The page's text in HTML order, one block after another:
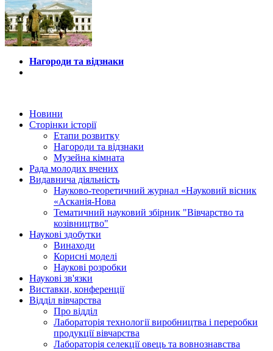
Нагороди та відзнаки
Новини
Сторінки історії
Етапи розвитку
Нагороди та відзнаки
Музейна кімната
Рада молодих вчених
Видавнича діяльність
Науково-теоретичний журнал «Науковий вісник
«Асканія-Нова
Тематичний науковий збірник "Вівчарство та
козівництво"
Наукові здобутки
Винаходи
Корисні моделі
Наукові розробки
Наукові зв'язки
Виставки, конференції
Відділ вівчарства
Про відділ
Лабораторія технології виробництва і переробки
продукції вівчарства
Лабораторія селекції овець та вовнознавства